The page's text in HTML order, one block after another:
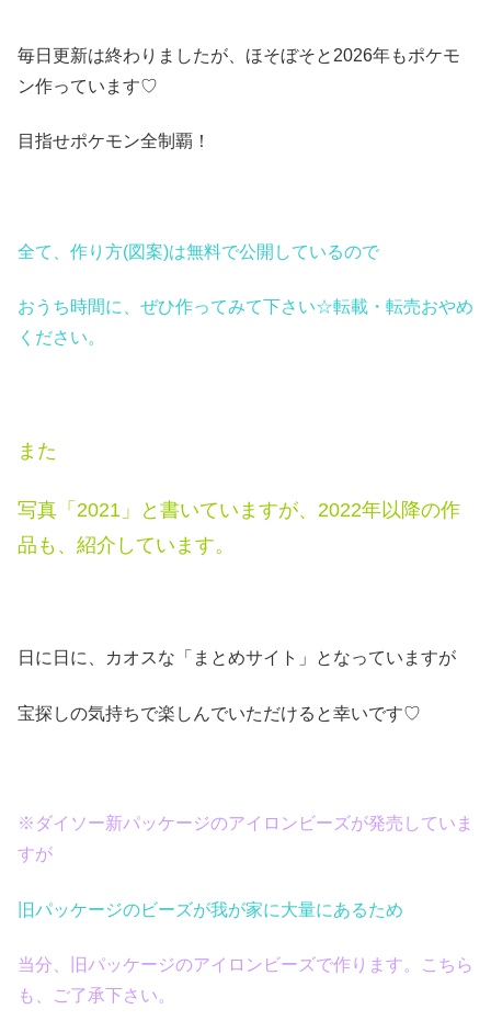
毎日更新は終わりましたが、ほそぼそと2026年もポケモ
ン作っています♡
目指せポケモン全制覇！
全て、作り方(図案)は無料で公開しているので
おうち時間に、ぜひ作ってみて下さい☆転載・転売おやめ
ください。
また
写真「2021」と書いていますが、2022年以降の作
品も、紹介しています。
日に日に、カオスな「まとめサイト」となっていますが
宝探しの気持ちで楽しんでいただけると幸いです♡
※ダイソー新パッケージのアイロンビーズが発売していま
すが
旧パッケージのビーズが我が家に大量にあるため
当分、旧パッケージのアイロンビーズで作ります。こちら
も、ご了承下さい。